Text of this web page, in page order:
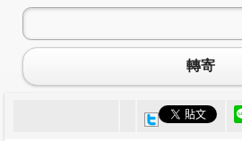
轉寄